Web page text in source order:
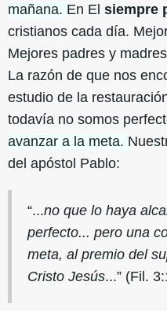
mañana. En El siempre
cristianos cada día.
Mejores padres y
La razón de que nos
estudio de la
todavía no somos
avanzar a la meta.
del apóstol Pablo:
“...no que lo haya
perfecto... pero una
meta, al premio del
Cristo Jesús...” (Fil.